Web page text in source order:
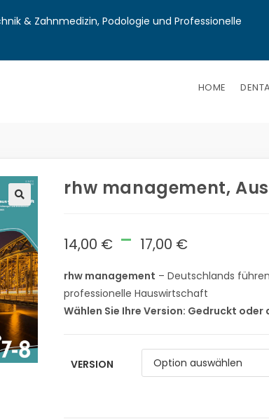
& Zahnmedizin, Podologie und Professionelle
HOME
rhw management,
14,00 € - 17,00 €
rhw management – Deutschlands
professionelle Hauswirtschaft
Wählen Sie Ihre Version: Gedruckt oder
VERSION